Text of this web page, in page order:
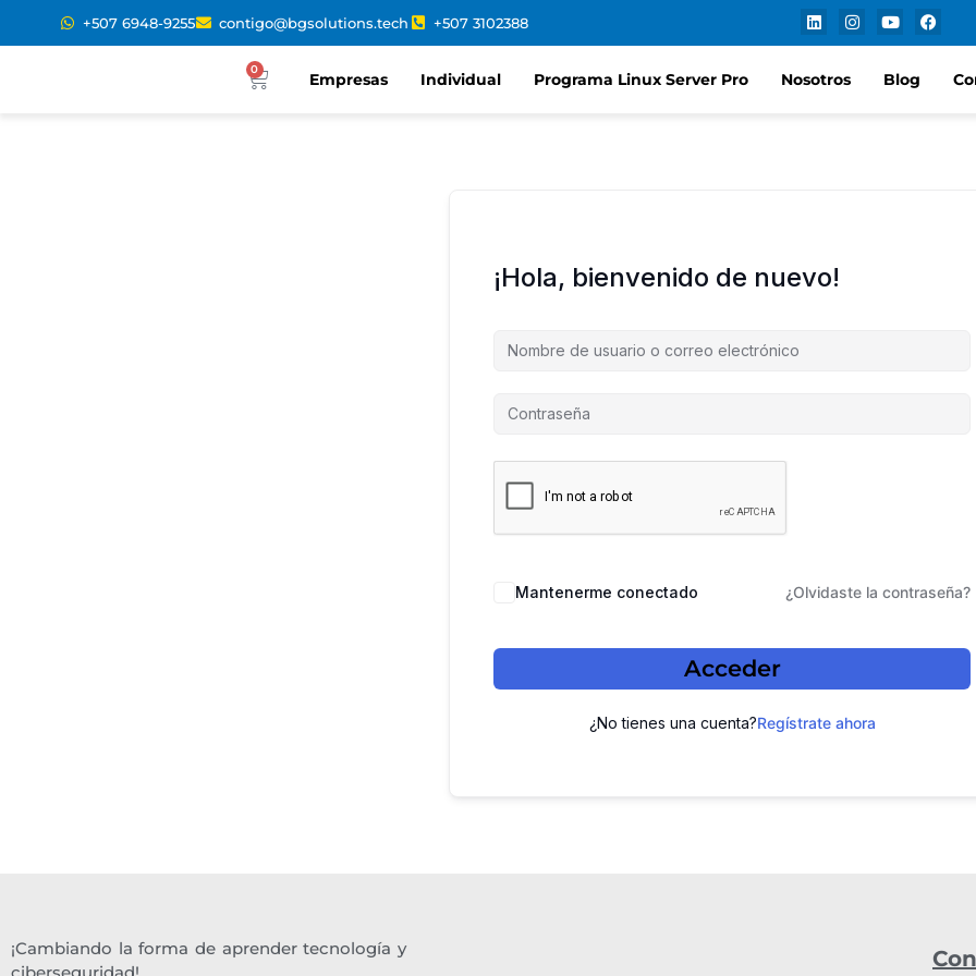
+507 6948-9255 contigo@bgsolutions.tech +507 3102388
0
Empresas Individual Programa Linux Server Pro Nosotros Blog
¡Hola, bienvenido de nuevo!
Mantenerme conectado ¿Olvidaste la contraseña?
Acceder
¿No tienes una cuenta?Regístrate ahora
¡Cambiando la forma de aprender tecnología y